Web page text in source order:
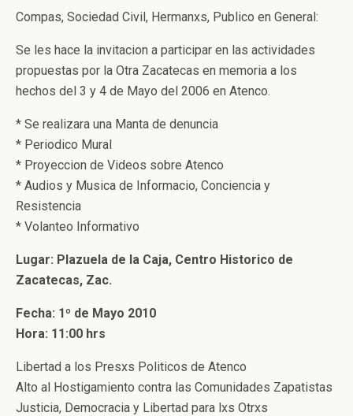
Compas, Sociedad Civil, Hermanxs, Publico en General:
Se les hace la invitacion a participar en las actividades
propuestas por la Otra Zacatecas en memoria a los
hechos del 3 y 4 de Mayo del 2006 en Atenco.
* Se realizara una Manta de denuncia
* Periodico Mural
* Proyeccion de Videos sobre Atenco
* Audios y Musica de Informacio, Conciencia y
Resistencia
* Volanteo Informativo
Lugar: Plazuela de la Caja, Centro Historico de
Zacatecas, Zac.
Fecha: 1º de Mayo 2010
Hora: 11:00 hrs
Libertad a los Presxs Politicos de Atenco
Alto al Hostigamiento contra las Comunidades Zapatistas
Justicia, Democracia y Libertad para lxs Otrxs